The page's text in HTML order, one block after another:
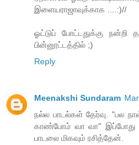
இளையராஜாவுக்காக ....:)//
ஓட்டுப் போட்டதுக்கு நன்றி
பின்னூட்டத்தில் ;)
Reply
Meenakshi Sundaram
நல்ல பாடல்கள் தேர்வு. "பல
காண்போம் வா வா" இப்போது
பாடலை மிகவும் ரசித்தேன்.